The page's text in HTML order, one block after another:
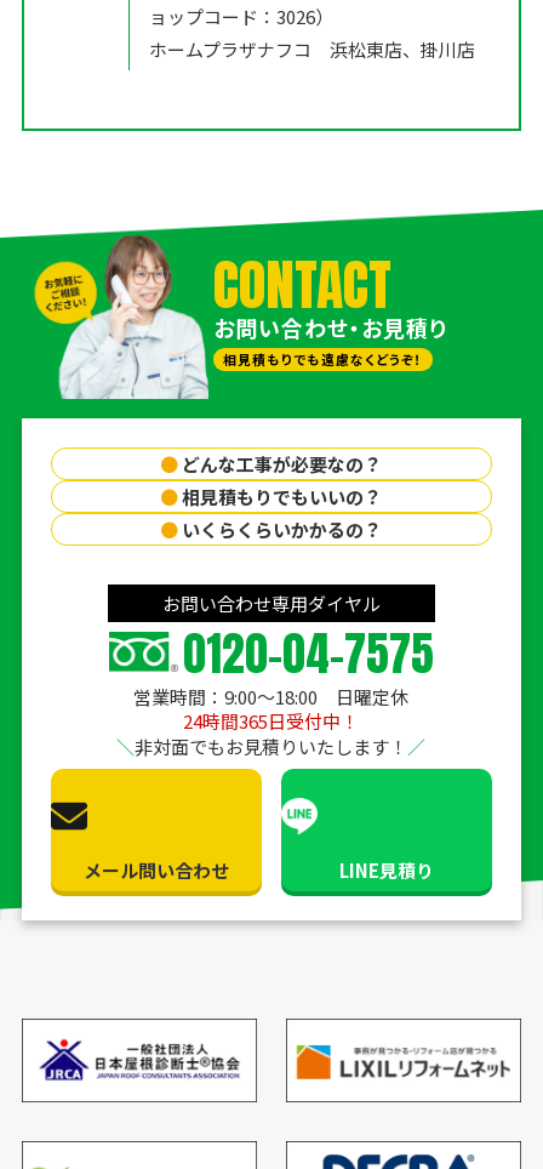
ョップコード：3026）
ホームプラザナフコ 浜松東店、掛川店
CONTACT
お問い合わせ・お見積り
相見積もりでも遠慮なくどうぞ！
● どんな工事が必要なの？
●相見積もりでもいいの？
● いくらくらいかかるの？
お問い合わせ専用ダイヤル
0120-04-7575
営業時間：9:00〜18:00 日曜定休
24時間365日受付中！
非対面でもお見積りいたします！
メール問い合わせ LINE見積り